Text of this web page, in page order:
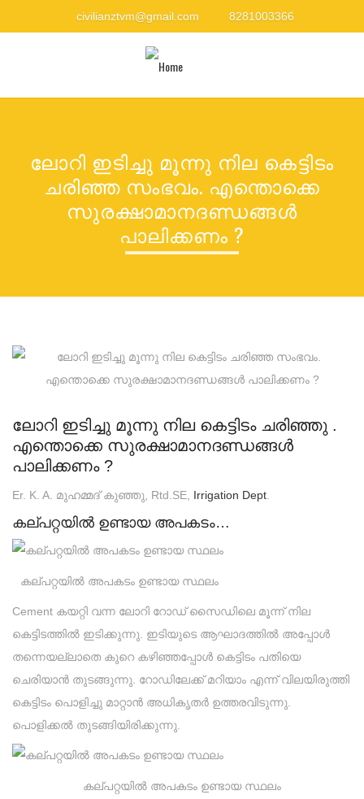
civilianztvm@gmail.com 8281003366
ലോറി ഇടിച്ചു മൂന്നു നില കെട്ടിടം
ചരിഞ്ഞ സംഭവം. എന്തൊക്കെ
സുരക്ഷാമാനദണ്ഡങ്ങൾ
പാലിക്കണം ?
ലോറി ഇടിച്ചു മൂന്നു നില കെട്ടിടം ചരിഞ്ഞു .
എന്തൊക്കെ സുരക്ഷാമാനദണ്ഡങ്ങൾ
പാലിക്കണം ?
Er. K. A. മുഹമ്മദ്‌ കുഞ്ഞു, Rtd.SE, Irrigation Dept
കല്പറ്റയിൽ ഉണ്ടായ അപകടം…
കല്പറ്റയിൽ അപകടം ഉണ്ടായ സ്ഥലം
Cement കയറ്റി വന്ന ലോറി റോഡ് സൈഡിലെ മൂന്ന് നില
കെട്ടിടത്തിൽ ഇടിക്കുന്നു. ഇടിയുടെ ആഘാദത്തിൽ അപ്പോൾ
തന്നെയല്ലാതെ കുറെ കഴിഞ്ഞപ്പോൾ കെട്ടിടം പതിയെ
ചെരിയാൻ തുടങ്ങുന്നു. റോഡിലേക്ക് മറിയാം എന്ന് വിലയിരുത്തി
കെട്ടിടം പൊളിച്ചു മാറ്റാൻ അധികൃതർ ഉത്തരവിടുന്നു.
പൊളിക്കൽ തുടങ്ങിയിരിക്കുന്നു.
കല്പറ്റയിൽ അപകടം ഉണ്ടായ സ്ഥലം